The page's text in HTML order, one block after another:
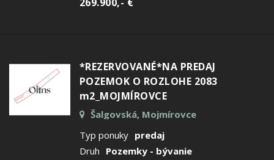
*REZERVOVANÉ*NA PREDAJ
POZEMOK O ROZLOHE 2083
m2_MOJMÍROVCE
Šalgovská, Mojmírovce
Typ ponuky predaj
Druh Pozemky - bývanie